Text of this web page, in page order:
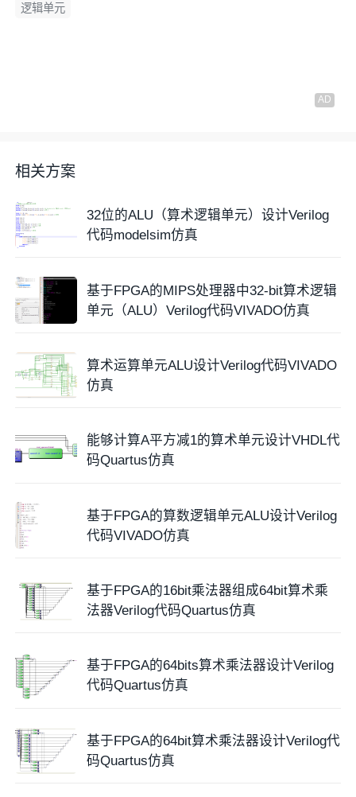
逻辑单元
相关方案
32位的ALU（算术逻辑单元）设计Verilog
代码modelsim仿真
基于FPGA的MIPS处理器中32-bit算术逻辑
单元（ALU）Verilog代码VIVADO仿真
算术运算单元ALU设计Verilog代码VIVADO
仿真
能够计算A平方减1的算术单元设计VHDL代
码Quartus仿真
基于FPGA的算数逻辑单元ALU设计Verilog
代码VIVADO仿真
基于FPGA的16bit乘法器组成64bit算术乘
法器Verilog代码Quartus仿真
基于FPGA的64bits算术乘法器设计Verilog
代码Quartus仿真
基于FPGA的64bit算术乘法器设计Verilog代
码Quartus仿真